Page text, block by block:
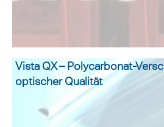
Vista QX – Polycarbonat-
optischer Qualität